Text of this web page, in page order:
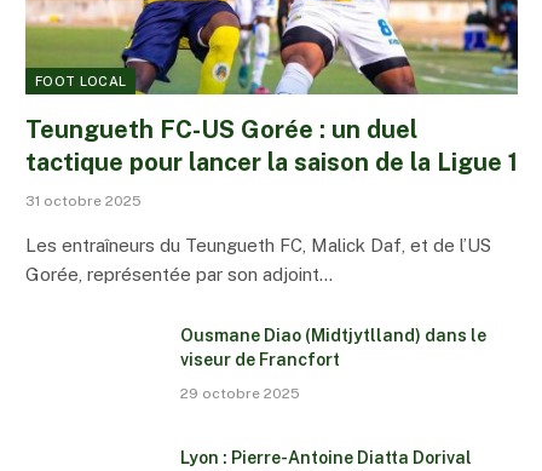
FOOT LOCAL
Teungueth FC-US Gorée : un duel
tactique pour lancer la saison de la Ligue 1
31 octobre 2025
Les entraîneurs du Teungueth FC, Malick Daf, et de l’US
Gorée, représentée par son adjoint…
Ousmane Diao (Midtjytlland) dans le
viseur de Francfort
29 octobre 2025
Lyon : Pierre-Antoine Diatta Dorival